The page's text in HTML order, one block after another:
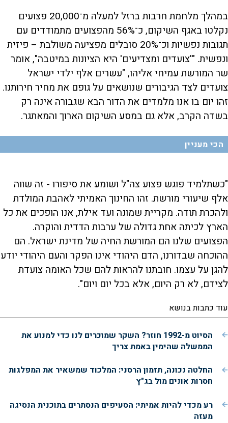
במהלך מלחמת חרבות ברזל למעלה מ־20,000 פצועים
נקלטו באגף השיקום, כ־56% מהפצועים מתמודדים עם
תגובות נפשיות וכ־20% סובלים מפציעה משולבת – פיזית
ונפשית. "'צועדים ומצדיעים' היא הציונות במיטבה", אומר
שר המורשת עמיחי אליהו, "עשרים אלף ילדי ישראל
צועדים לצד הגיבורים שנושאים על גופם את מחיר חירותנו.
זהו יום בו אנו מלמדים את הדור הבא שגבורה אינה רק
בשדה הקרב, אלא גם במסע השיקום הארוך והמאתגר.
הכי מעניין
"כשתלמיד פוגש פצוע צה"ל ושומע את סיפורו - זה שווה
אלף שיעורי מורשת. זהו החינוך האמיתי לאהבת המולדת
ולהכרת תודה. מקריית שמונה ועד אילת, אנו הופכים את כל
הארץ לכיתה אחת גדולה של ערבות הדדית והוקרה.
הפצועים שלנו הם המורשת החיה של מדינת ישראל. הם
ההוכחה שבדורנו, הדם היהודי אינו הפקר והעם היהודי יודע
להגן על עצמו. חובתנו להראות להם שכל האומה צועדת
לצידם, לא רק היום, אלא בכל יום ויום".
עוד כתבות בנושא
הסיוט מ-1992 חוזר? השקר שמוכרים לנו כדי למנוע את
הממשלה שהימין באמת צריך
החלטה נכונה, תזמון הרסני: המלכוד שמשאיר את המפלגות
חסרות אונים מול בג"ץ
רע מכדי להיות אמיתי: הסעיפים הנסתרים בתוכנית הנסיגה
מעזה